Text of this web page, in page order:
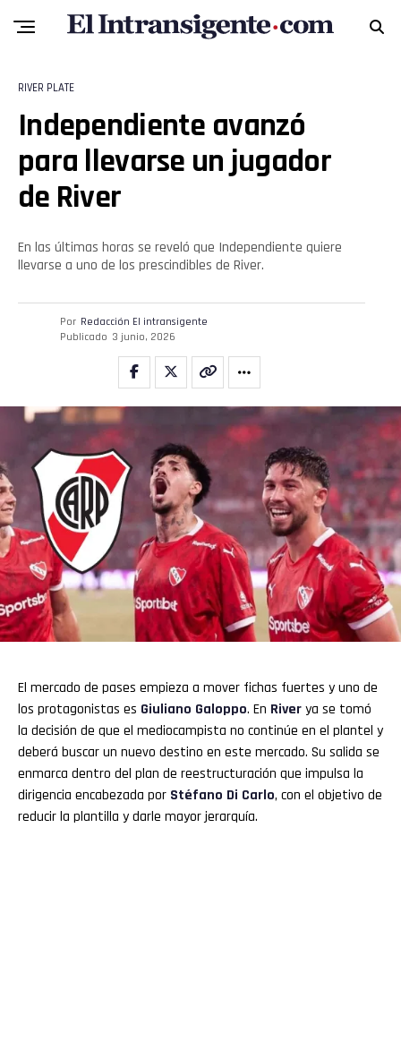
RIVER PLATE
Independiente avanzó
para llevarse un jugador
de River
En las últimas horas se reveló que Independiente quiere
llevarse a uno de los prescindibles de River.
Por Redacción El intransigente
Publicado 3 junio, 2026
El mercado de pases empieza a mover fichas fuertes y uno de
los protagonistas es Giuliano Galoppo. En Riverya se tomó
la decisión de que el mediocampista no continúe en el plantel y
deberá buscar un nuevo destino en este mercado. Su salida se
enmarca dentro del plan de reestructuración que impulsa la
dirigencia encabezada por Stéfano Di Carlo, con el objetivo de
reducir la plantilla y darle mayor jerarquía.